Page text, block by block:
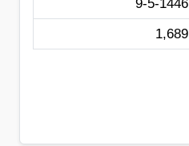
9-5-1446
1,689